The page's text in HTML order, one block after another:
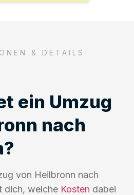
& DETAILS
ein Umzug
nach
von Heilbronn nach
dich, welche Kosten dabei